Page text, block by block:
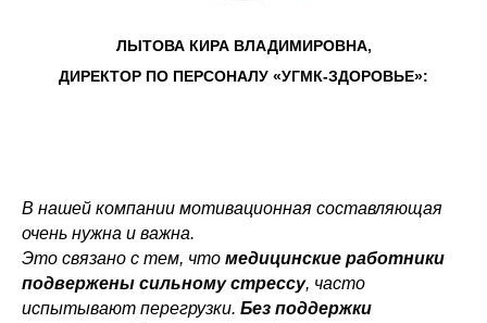
ЛЫТОВА КИРА ВЛАДИМИРОВНА,
ДИРЕКТОР ПО ПЕРСОНАЛУ «УГМК-ЗДОРОВЬЕ»:
В нашей компании мотивационная составляющая
очень нужна и важна.
Это связано с тем, что медицинские работники
подвержены сильному стрессу, часто
испытывают перегрузки. Без поддержки